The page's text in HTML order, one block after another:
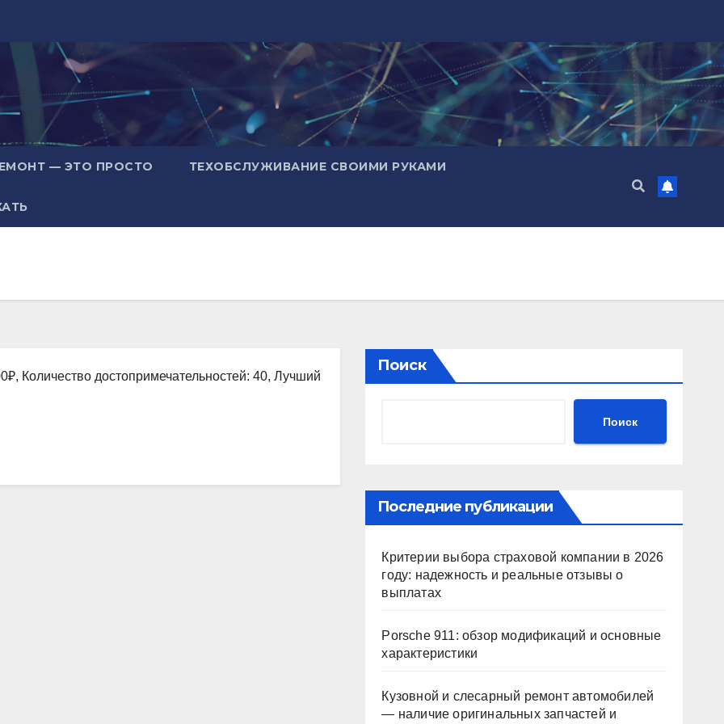
— ЭТО ПРОСТО ТЕХОБСЛУЖИВАНИЕ СВОИМИ РУКАМИ
Количество достопримечательностей: 40, Лучший
Поиск
Поиск
Последние публикации
Критерии выбора страховой компании в 2026
году: надежность и реальные отзывы о
выплатах
Porsche 911: обзор модификаций и основные
характеристики
Кузовной и слесарный ремонт автомобилей
— наличие оригинальных запчастей и